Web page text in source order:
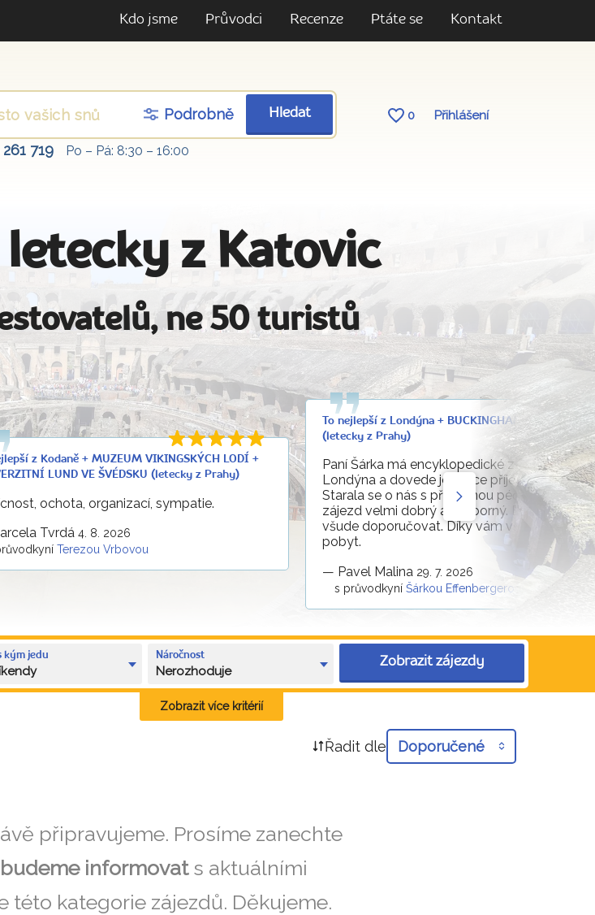
Kdo jsme Průvodci Recenze Ptáte se Kontakt
Podrobně Hledat 0 Přihlášení
719 Po – Pá: 8:30 – 16:00
z Katovic
ne 50 turistů
z Kodaně + MUZEUM VIKINGSKÝCH LODÍ +
LUND VE ŠVÉDSKU (letecky z Prahy)
ochota, organizací, sympatie.
Tvrdá 4. 8. 2026
Terezou Vrbovou
To nejlepší z Londýna + BUCKINGHAM + WINDSOR
(letecky z Prahy)
Paní Šárka má encyklopedické znalosti o
Londýna a dovede je velice příjemně předat.
Starala se o nás s příkladnou péčí a díky ní se
zájezd velmi dobrý až výborný. Budeme vás
všude doporučovat. Díky vám všem za
pobyt.
— Pavel Malina 29. 7. 2026
s průvodkyní Šárkou Effenbergerovou
kým jedu Náročnost
Nerozhoduje
Zobrazit zájezdy
Zobrazit více kritérií
Řadit dle Doporučené
připravujeme. Prosíme zanechte
informovats aktuálními
této kategorie zájezdů. Děkujeme.